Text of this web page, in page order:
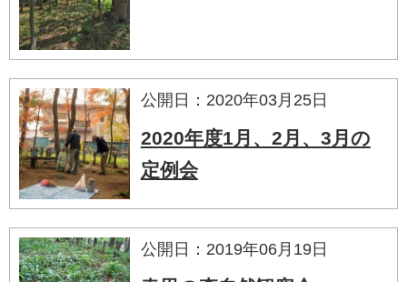
公開日：2020年03月25日
2020年度1月、2月、3月の
定例会
公開日：2019年06月19日